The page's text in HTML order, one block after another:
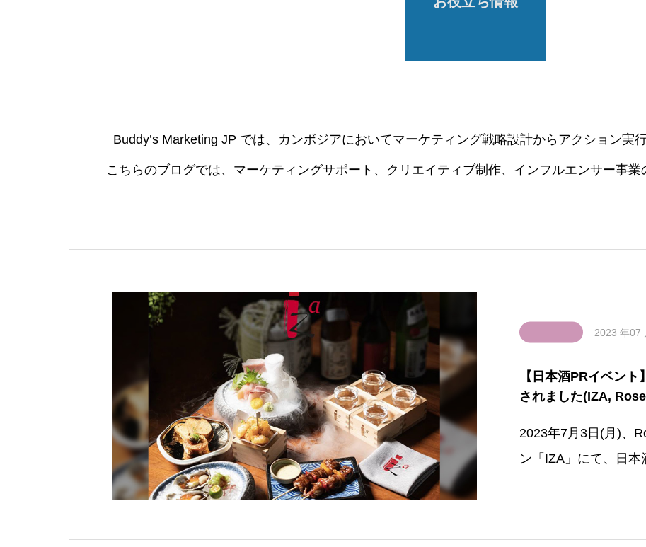
Buddy’s Marketing JP では、カンボジアにおいてマーケティング戦略設計からアクション実
こちらのブログでは、マーケティングサポート、クリエイティブ制作、インフルエンサー事業
2023 年07
【日本酒PRイベン
されました(IZA,
2023年7月3日(月)、
ン「IZA」にて、日